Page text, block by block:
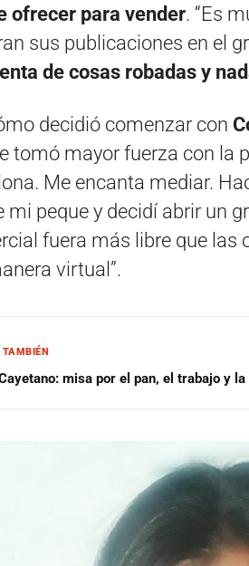
ofrecer para vender. “Es
sus publicaciones en el
de cosas robadas y
decidió comenzar con
tomó mayor fuerza con la
Me encanta mediar.
mi peque y decidí abrir un
fuera más libre que las
virtual”.
misa por el pan, el trabajo y